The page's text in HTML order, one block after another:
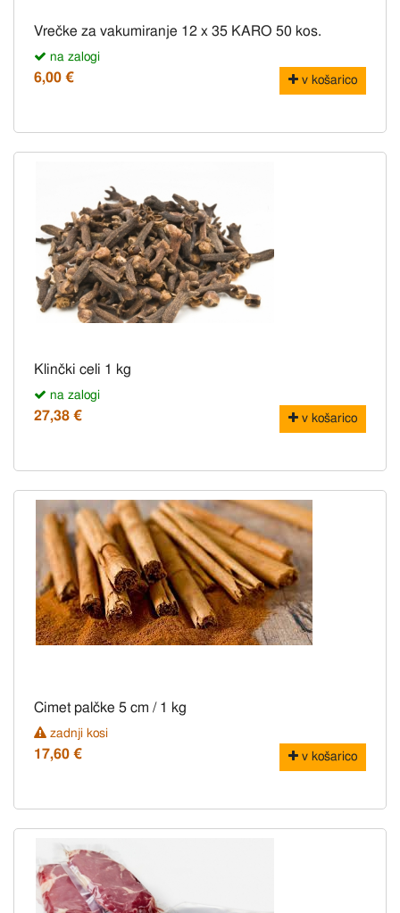
Vrečke za vakumiranje 12 x 35 KARO 50 kos.
na zalogi
6,00 € v košarico
Klinčki celi 1 kg
na zalogi
27,38 € v košarico
Cimet palčke 5 cm / 1 kg
zadnji kosi
17,60 € v košarico